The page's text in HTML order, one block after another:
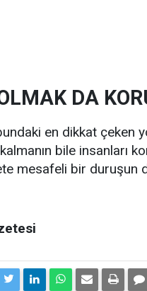
DA
en dikkat çeken
bile insanları
mesafeli bir duruşun